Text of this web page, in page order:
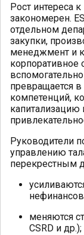
Рост интереса
закономерен.
отдельном
закупки,
менеджмент и
корпоративное
превращается
компетенций,
Руководители
управлению
перекрестным
меняются
CSRD и др.);